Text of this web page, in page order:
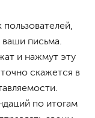
письма.
и нажмут эту
скажется в
по итогам